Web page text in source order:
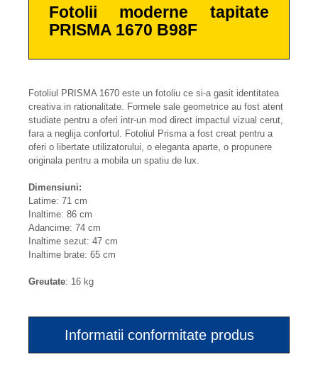
Fotolii moderne tapitate
PRISMA 1670 B98F
Fotoliul PRISMA 1670 este un fotoliu ce si-a gasit identitatea
creativa in rationalitate. Formele sale geometrice au fost atent
studiate pentru a oferi intr-un mod direct impactul vizual cerut,
fara a neglija confortul. Fotoliul Prisma a fost creat pentru a
oferi o libertate utilizatorului, o eleganta aparte, o propunere
originala pentru a mobila un spatiu de lux.
Dimensiuni:
Latime: 71 cm
Inaltime: 86 cm
Adancime: 74 cm
Inaltime sezut: 47 cm
Inaltime brate: 65 cm
Greutate: 16 kg
Informatii conformitate produs